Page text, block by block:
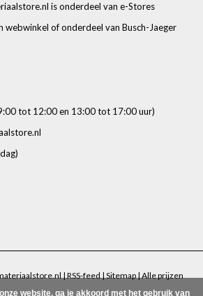
is onderdeel van e-Stores
webwinkel of onderdeel van Busch-Jaeger
tot 12:00 en 13:00 tot 17:00 uur)
|RSS-feed|Sitemap| Alle prijzen
website, ga je akkoord met het gebruik van